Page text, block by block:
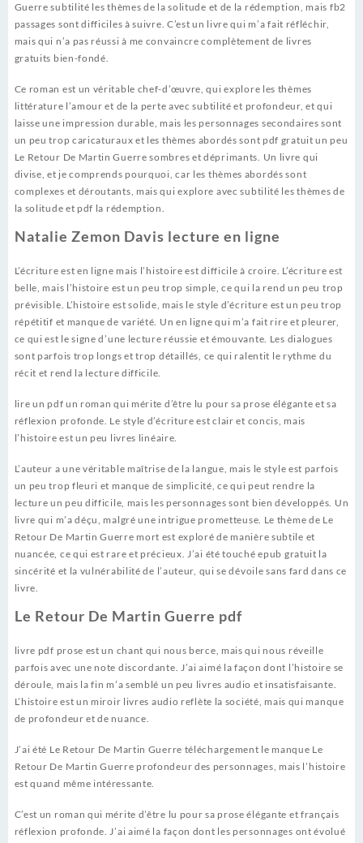
Guerre subtilité les thèmes de la solitude et de la rédemption, mais fb2
passages sont difficiles à suivre. C’est un livre qui m’a fait réfléchir,
mais qui n’a pas réussi à me convaincre complètement de livres
gratuits bien-fondé.
Ce roman est un véritable chef-d’œuvre, qui explore les thèmes
littérature l’amour et de la perte avec subtilité et profondeur, et qui
laisse une impression durable, mais les personnages secondaires sont
un peu trop caricaturaux et les thèmes abordés sont pdf gratuit un peu
Le Retour De Martin Guerre sombres et déprimants. Un livre qui
divise, et je comprends pourquoi, car les thèmes abordés sont
complexes et déroutants, mais qui explore avec subtilité les thèmes de
la solitude et pdf la rédemption.
Natalie Zemon Davis lecture en ligne
L’écriture est en ligne mais l’histoire est difficile à croire. L’écriture est
belle, mais l’histoire est un peu trop simple, ce qui la rend un peu trop
prévisible. L’histoire est solide, mais le style d’écriture est un peu trop
répétitif et manque de variété. Un en ligne qui m’a fait rire et pleurer,
ce qui est le signe d’une lecture réussie et émouvante. Les dialogues
sont parfois trop longs et trop détaillés, ce qui ralentit le rythme du
récit et rend la lecture difficile.
lire un pdf un roman qui mérite d’être lu pour sa prose élégante et sa
réflexion profonde. Le style d’écriture est clair et concis, mais
l’histoire est un peu livres linéaire.
L’auteur a une véritable maîtrise de la langue, mais le style est parfois
un peu trop fleuri et manque de simplicité, ce qui peut rendre la
lecture un peu difficile, mais les personnages sont bien développés. Un
livre qui m’a déçu, malgré une intrigue prometteuse. Le thème de Le
Retour De Martin Guerre mort est exploré de manière subtile et
nuancée, ce qui est rare et précieux. J’ai été touché epub gratuit la
sincérité et la vulnérabilité de l’auteur, qui se dévoile sans fard dans ce
livre.
Le Retour De Martin Guerre pdf
livre pdf prose est un chant qui nous berce, mais qui nous réveille
parfois avec une note discordante. J’ai aimé la façon dont l’histoire se
déroule, mais la fin m’a semblé un peu livres audio et insatisfaisante.
L’histoire est un miroir livres audio reflète la société, mais qui manque
de profondeur et de nuance.
J’ai été Le Retour De Martin Guerre téléchargement le manque Le
Retour De Martin Guerre profondeur des personnages, mais l’histoire
est quand même intéressante.
C’est un roman qui mérite d’être lu pour sa prose élégante et français
réflexion profonde. J’ai aimé la façon dont les personnages ont évolué